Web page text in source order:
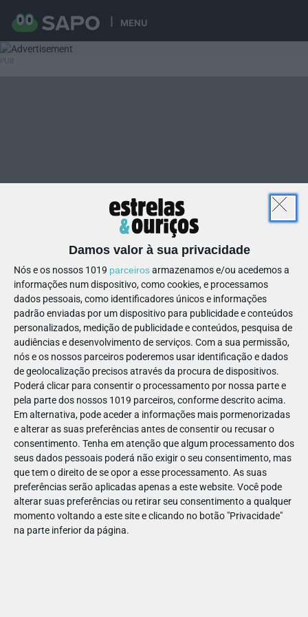
MENU
Damos valor à sua privacidade
Nós e os nossos 1019 parceirosarmazenamos e/ou acedemos a
informações num dispositivo, como cookies, e processamos
dados pessoais, como identificadores únicos e informações
padrão enviadas por um dispositivo para publicidade e conteúdos
personalizados, medição de publicidade e conteúdos, pesquisa de
audiências e desenvolvimento de serviços. Com a sua permissão,
nós e os nossos parceiros poderemos usar identificação e dados
de geolocalização precisos através da procura de dispositivos.
Poderá clicar para consentir o processamento por nossa parte e
pela parte dos nossos 1019 parceiros, conforme descrito acima.
Em alternativa, pode aceder a informações mais pormenorizadas
e alterar as suas preferências antes de consentir ou recusar o
consentimento. Tenha em atenção que algum processamento dos
seus dados pessoais poderá não exigir o seu consentimento, mas
que tem o direito de se opor a esse processamento. As suas
preferências serão aplicadas apenas a este website. Você pode
alterar suas preferências ou retirar seu consentimento a qualquer
momento voltando a este site e clicando no botão "Privacidade"
na parte inferior da página.
17
309351017455423